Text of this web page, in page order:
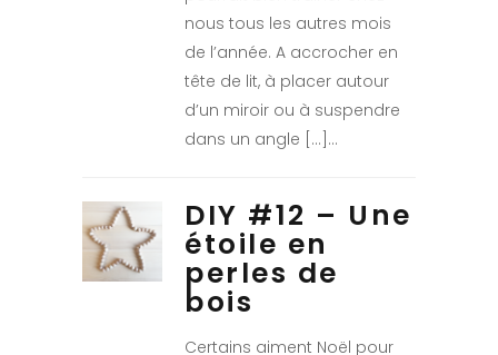
nous tous les autres mois
de l’année. A accrocher en
tête de lit, à placer autour
d’un miroir ou à suspendre
dans un angle […]
DIY #12 – Une
étoile en
perles de
bois
Certains aiment Noël pour